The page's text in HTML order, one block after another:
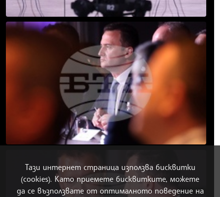
Тази интернет страница използва бисквитки
(cookies). Като приемете бисквитките, можете
да се възползвате от оптималното поведение на